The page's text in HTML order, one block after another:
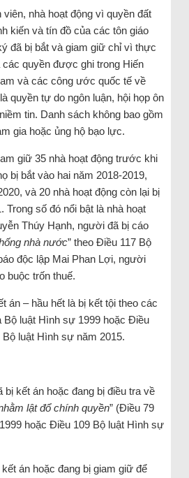
viên, nhà hoạt động vì quyền đất
kiến ​​và tín đồ của các tôn giáo
đã bị bắt và giam giữ chỉ vì thực
các quyền được ghi trong Hiến
và các công ước quốc tế về
quyền tự do ngôn luận, hội họp ôn
tin. Danh sách không bao gồm
gia hoặc ủng hộ bạo lực.
giữ 35 nhà hoạt động trước khi
bị bắt vào hai năm 2018-2019,
và 20 nhà hoạt động còn lại bị
Trong số đó nổi bật là nhà hoạt
Thúy Hạnh, người đã bị cáo
nhà nước” theo Điều 117 Bộ
độc lập Mai Phan Lợi, người
buộc trốn thuế.
án – hầu hết là bị kết tội theo các
Bộ luật Hình sự 1999 hoặc Điều
Bộ luật Hình sự năm 2015.
bị kết án hoặc đang bị điều tra về
lật đổ chính quyền” (Điều 79
hoặc Điều 109 Bộ luật Hình sự
án hoặc đang bị giam giữ để